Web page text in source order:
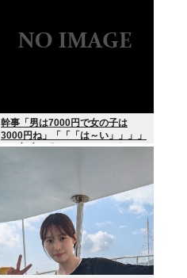
幹事「男は7000円で女の子は
3000円ね」「「「は～い」」」」
（ヽ´ん`）「あ？ ちょっと待て